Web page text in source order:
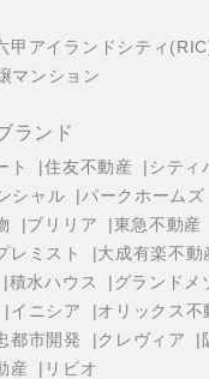
甲アイランドシティ
マンション
ランド
ト 住友不動産
シティ
シャル
パークホームズ
ブリリア 東急不動産
レミスト 大成有楽不動
積水ハウス
グランドメ
イニシア
オリックス不
都市開発 クレヴィア
産 リビオ